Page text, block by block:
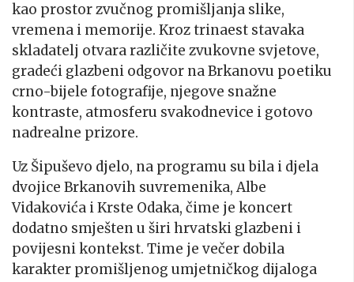
kao prostor zvučnog promišljanja slike,
vremena i memorije. Kroz trinaest stavaka
skladatelj otvara različite zvukovne svjetove,
gradeći glazbeni odgovor na Brkanovu poetiku
crno-bijele fotografije, njegove snažne
kontraste, atmosferu svakodnevice i gotovo
nadrealne prizore.
Uz Šipuševo djelo, na programu su bila i djela
dvojice Brkanovih suvremenika, Albe
Vidakovića i Krste Odaka, čime je koncert
dodatno smješten u širi hrvatski glazbeni i
povijesni kontekst. Time je večer dobila
karakter promišljenog umjetničkog dijaloga